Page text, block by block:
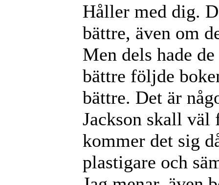
Håller med dig.
bättre, även om
Men dels hade
bättre följde
bättre. Det är
Jackson skall väl
kommer det sig
plastigare och